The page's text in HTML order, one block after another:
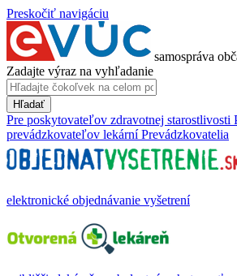
Preskočiť navigáciu
samospráva
Zadajte výraz na vyhľadanie
Hľadať
Pre poskytovateľov zdravotnej starostlivosti
prevádzkovateľov lekární Prevádzkovatelia
elektronické objednávanie vyšetrení